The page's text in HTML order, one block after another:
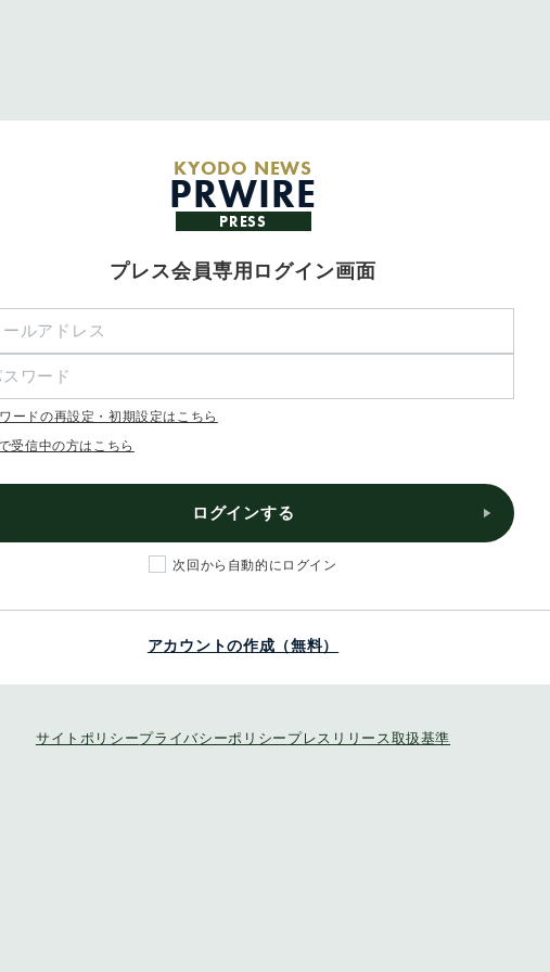
KYODO NEWS
PRWIRE
PRESS
プレス会員専用ログイン画面
ードの再設定・初期設定はこちら
受信中の方はこちら
ログインする
次回から自動的にログイン
アカウントの作成（無料）
サイトポリシープライバシーポリシー プレスリリース取扱基準